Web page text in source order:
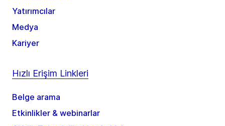
Yatırımcılar
Medya
Kariyer
Hızlı Erişim Linkleri
Belge arama
Etkinlikler & webinarlar